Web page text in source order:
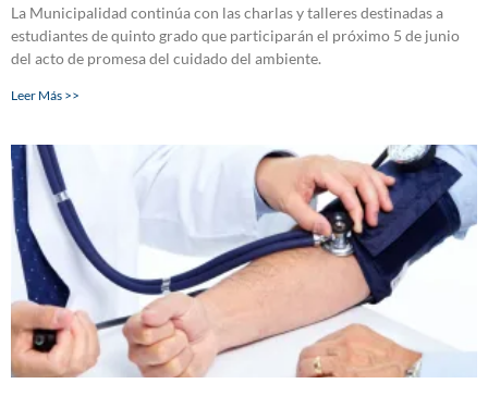
La Municipalidad continúa con las charlas y talleres destinadas a
estudiantes de quinto grado que participarán el próximo 5 de junio
del acto de promesa del cuidado del ambiente.
Leer Más >>